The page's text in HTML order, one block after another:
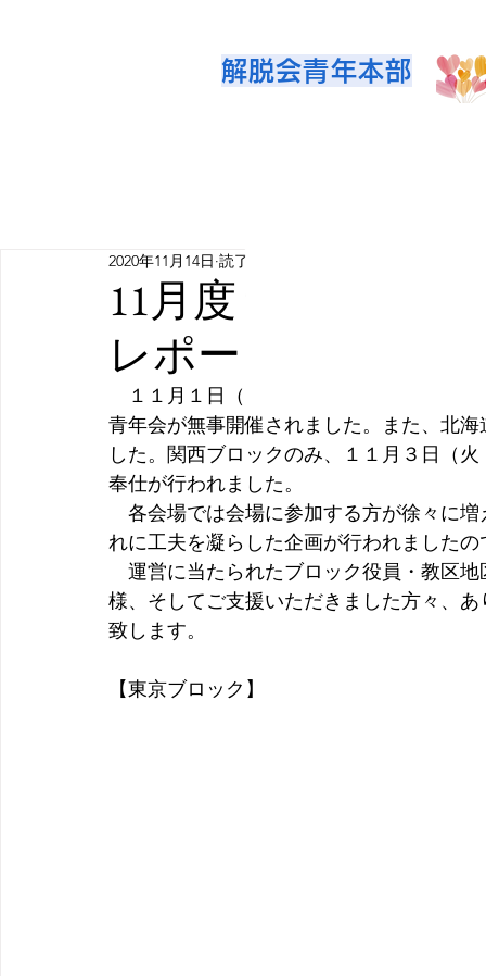
解脱会青年本部
11月度 青年講座
レポート
2020年11月14日 読了時間: 2分
１１月１日（日）、東京・北関東・神
青年会が無事開催されました。また、北
した。関西ブロックのみ、１１月３日（
奉仕が行われました。
各会場では会場に参加する方が徐々に
れに工夫を凝らした企画が行われました
運営に当たられたブロック役員・教区
様、そしてご支援いただきました方々、
致します。
【東京ブロック】